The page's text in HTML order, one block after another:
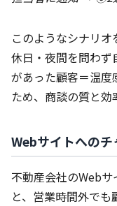
このようなシナリ
休日・夜間を問わず
があった顧客＝温度
ため、商談の質と効
Webサイトへの
不動産会社のWeb
と、営業時間外で